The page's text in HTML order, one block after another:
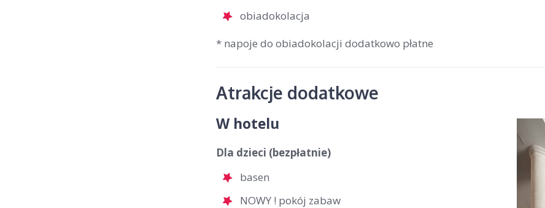
obiadokolacja
* napoje do obiadokolacji dodatkowo płatne
Atrakcje dodatkowe
W hotelu
Dla dzieci (bezpłatnie)
basen
NOWY ! pokój zabaw